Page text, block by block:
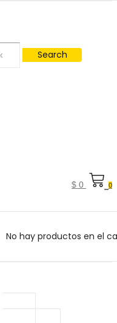
Search
$ 0 0
No hay productos en el